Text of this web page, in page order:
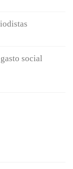
social